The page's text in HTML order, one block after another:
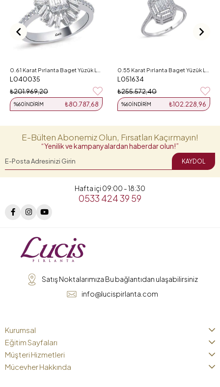
L040035
₺80.787,68
%60İNDIRIM
₺201.969,20
L051634
₺102.228,96
%60İNDIRIM
₺255.572,40
E-Bülten Abonemiz Olun, Fırsatları Kaçırmayın!
“Yenilik ve kampanyalardan haberdar olun!”
KAYDOL
Hafta içi 09:00 - 18:30
0533 424 39 59
Satış Noktalarımıza Bu bağlantıdan ulaşabilirsiniz
info@lucispirlanta.com
Kurumsal
Eğitim Sayfaları
Müşteri Hizmetleri
Mücevher Hakkında